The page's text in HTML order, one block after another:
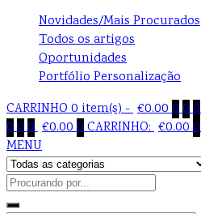
Novidades/Mais Procurados
Todos os artigos
Oportunidades
Portfólio Personalização
CARRINHO0 item(s) - €0.00000
000 €0.000CARRINHO: €0.000
MENU